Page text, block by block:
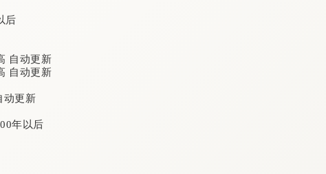
后
自动更新
自动更新
动更新
年以后